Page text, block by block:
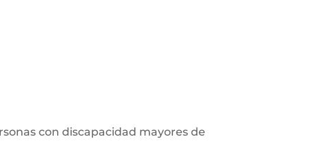
con discapacidad mayores de